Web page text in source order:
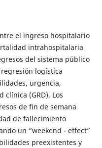
el ingreso hospitalario
intrahospitalaria
del sistema público
logística
urgencia,
(GRD). Los
de fin de semana
de fallecimiento
un “weekend - effect”
preexistentes y